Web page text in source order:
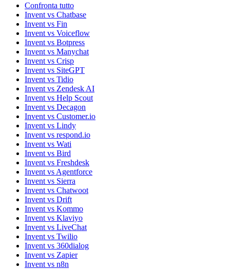
Confronta tutto
Invent vs Chatbase
Invent vs Fin
Invent vs Voiceflow
Invent vs Botpress
Invent vs Manychat
Invent vs Crisp
Invent vs SiteGPT
Invent vs Tidio
Invent vs Zendesk AI
Invent vs Help Scout
Invent vs Decagon
Invent vs Customer.io
Invent vs Lindy
Invent vs respond.io
Invent vs Wati
Invent vs Bird
Invent vs Freshdesk
Invent vs Agentforce
Invent vs Sierra
Invent vs Chatwoot
Invent vs Drift
Invent vs Kommo
Invent vs Klaviyo
Invent vs LiveChat
Invent vs Twilio
Invent vs 360dialog
Invent vs Zapier
Invent vs n8n